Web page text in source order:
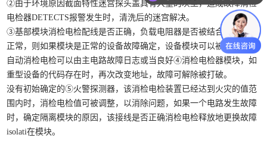
②由于环境原因截面特性迷宫探头盖具有大量的灰尘，造成故障消检
电检器DETECTS报警发生时，清洗后的迷宫解决。
③基部模块消检电检配线是否正确，负载电阻器是否被结合，端电压
正常，则如果模块是正常的设备故障确定，设备模块可以被替换。
自动消检电检可以由主电路故障日志或当良好④消检电检器模块，如
重型设备的代码存在时，再次改变地址，故障可解除被打破。
没有初始确定的⑤火警探测器，该消检电检装置已经达到火灾的值范
围内时，消检电检值可被调整，以消除问题，如果一个电路发生故障
时，确定隔离模块的原因，该接线是否正确消检电检释放地更换故障
isolati在模块。